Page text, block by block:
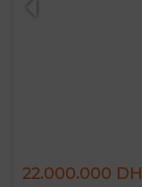
22.000.000 DH